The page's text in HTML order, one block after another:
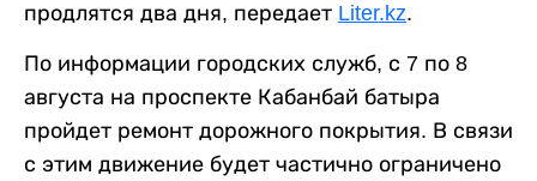
продлятся два дня, передает Liter.kz.
По информации городских служб, с 7 по 8
августа на проспекте Кабанбай батыра
пройдет ремонт дорожного покрытия. В связи
с этим движение будет частично ограничено